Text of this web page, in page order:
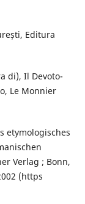
Editura
di), Il Devoto-
Le Monnier
etymologisches
Verlag ; Bonn,
(https